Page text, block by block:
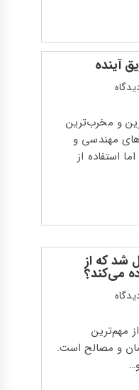
آینده
و مخرب‌ترین
مهندسی و
استفاده از
شد که از
می‌کند؟
مهم‌ترین
و مصالح است.